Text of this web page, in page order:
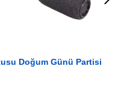
Doğum Günü Partisi